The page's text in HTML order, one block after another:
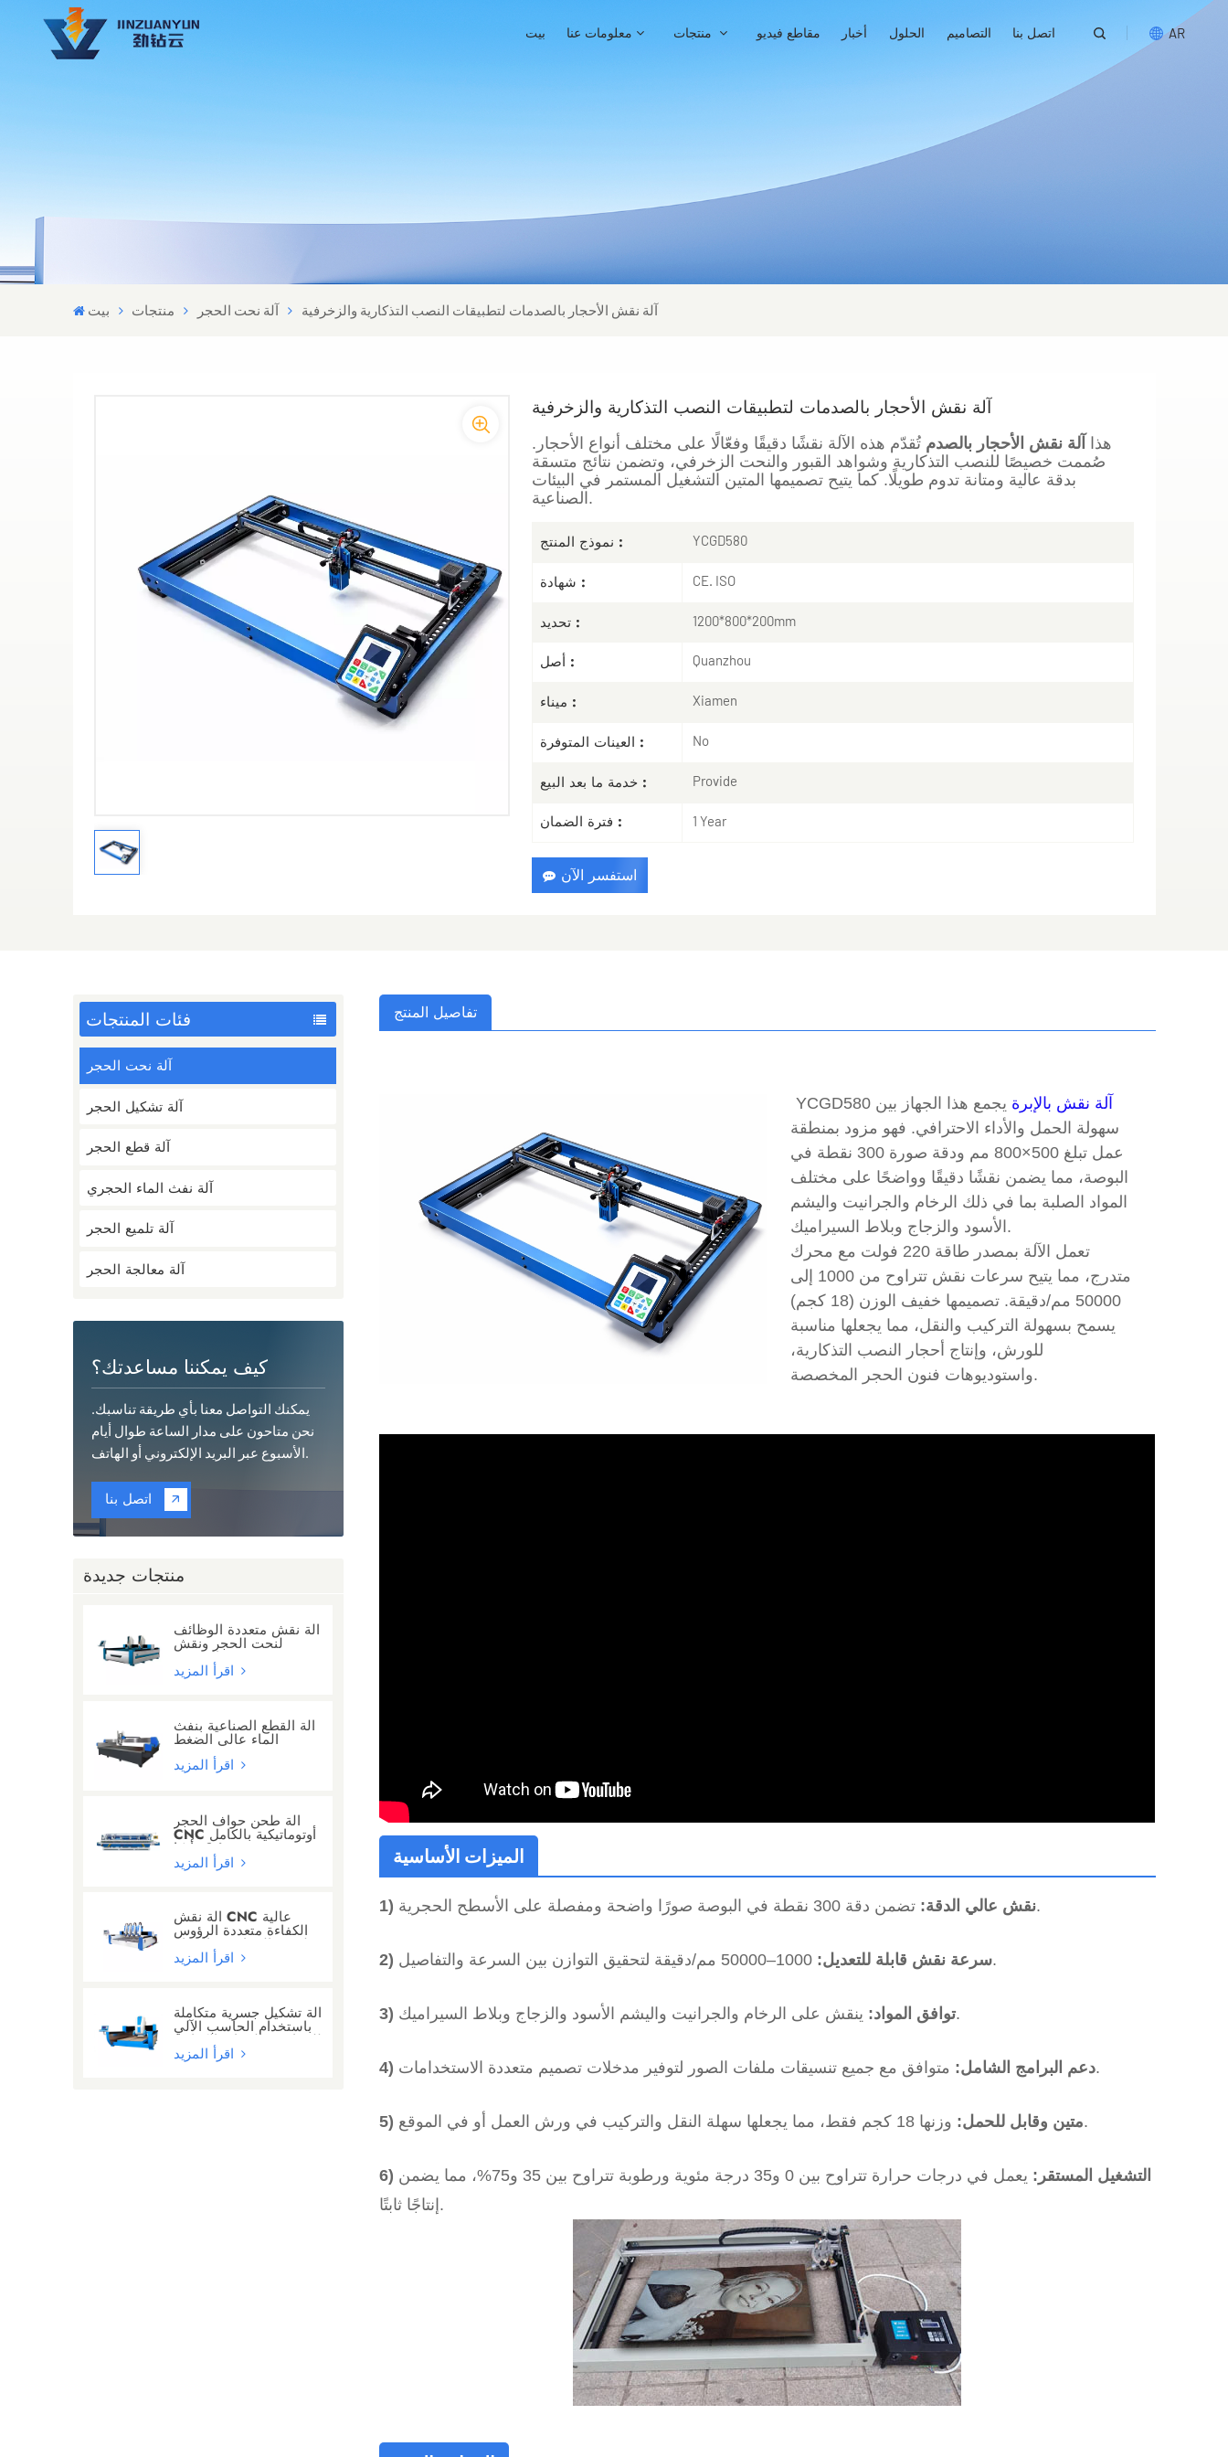
بيت معلومات عنا مقاطع فيديو أخبار الحلول التصاميم اتصل بنا AR
العربية
بيت
منتجات آلة نحت الحجر آلة نقش الأحجار بالصدمات لتطبيقات النصب التذكارية والزخرفية
آلة نقش الأحجار بالصدمات لتطبيقات النصب التذكارية والزخرفية
هذا آلة نقش الأحجار بالصدم تُقدّم هذه الآلة نقشًا دقيقًا وفعّالًا على مختلف أنواع الأحجار.
صُممت خصيصًا للنصب التذكارية وشواهد القبور والنحت الزخرفي، وتضمن نتائج متسقة
بدقة عالية ومتانة تدوم طويلًا. كما يتيح تصميمها المتين التشغيل المستمر في البيئات
الصناعية.
نموذج المنتج : YCGD580
شهادة : CE. ISO
تحديد : 1200*800*200mm
أصل : Quanzhou
ميناء : Xiamen
العينات المتوفرة : No
خدمة ما بعد البيع : Provide
فترة الضمان : 1 Year
استفسر الآن
فئات المنتجات
آلة نحت الحجر
آلة تشكيل الحجر
آلة قطع الحجر
آلة نفث الماء الحجري
آلة تلميع الحجر
آلة معالجة الحجر
كيف يمكننا مساعدتك؟
يمكنك التواصل معنا بأي طريقة تناسبك.
نحن متاحون على مدار الساعة طوال أيام
الأسبوع عبر البريد الإلكتروني أو الهاتف.
اتصل بنا
منتجات جديدة
آلة نقش متعددة الوظائف
لنحت الحجر ونقش
الحروف
آلة القطع الصناعية بنفث
الماء عالي الضغط
آلة طحن حواف الحجر
CNC أوتوماتيكية بالكامل
آلة نقش CNC عالية
الكفاءة متعددة الرؤوس
لنحت الجرانيت والرخام
آلة تشكيل جسرية متكاملة
باستخدام الحاسب الآلي
للجرانيت/الرخام/الكوارتز
تفاصيل المنتج
YCGD580 آلة نقش بالإبرة يجمع هذا الجهاز بين
سهولة الحمل والأداء الاحترافي. فهو مزود بمنطقة
عمل تبلغ 500×800 مم ودقة صورة 300 نقطة في
البوصة، مما يضمن نقشًا دقيقًا وواضحًا على مختلف
المواد الصلبة بما في ذلك الرخام والجرانيت واليشم
الأسود والزجاج وبلاط السيراميك.
تعمل الآلة بمصدر طاقة 220 فولت مع محرك
متدرج، مما يتيح سرعات نقش تتراوح من 1000 إلى
50000 مم/دقيقة. تصميمها خفيف الوزن (18 كجم)
يسمح بسهولة التركيب والنقل، مما يجعلها مناسبة
للورش، وإنتاج أحجار النصب التذكارية،
واستوديوهات فنون الحجر المخصصة.
الميزات الأساسية
1) نقش عالي الدقة:تضمن دقة 300 نقطة في البوصة صورًا واضحة ومفصلة على الأسطح الحجرية.
2) سرعة نقش قابلة للتعديل:1000–50000 مم/دقيقة لتحقيق التوازن بين السرعة والتفاصيل.
3) توافق المواد:ينقش على الرخام والجرانيت واليشم الأسود والزجاج وبلاط السيراميك.
4) دعم البرامج الشامل:متوافق مع جميع تنسيقات ملفات الصور لتوفير مدخلات تصميم متعددة الاستخدامات.
5) متين وقابل للحمل:وزنها 18 كجم فقط، مما يجعلها سهلة النقل والتركيب في ورش العمل أو في الموقع.
6) التشغيل المستقر:
يعمل في درجات حرارة تتراوح بين 0 و35 درجة مئوية ورطوبة تتراوح بين 35 و75%، مما يضمن
إنتاجًا ثابتًا.